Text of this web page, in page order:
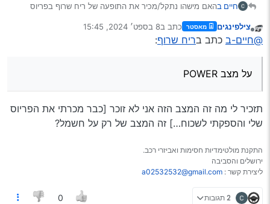
חיים בהאם מישהו נתקל/מכיר את התופעה של ריח שרוף בפריוס
אחד שככה זה אצלו וגם אצלי זה כך השאלה היא למה זה והאם
ישנו פתרון?
מנותק
צילפינגים מאסטר כתב ב8 בספט׳ 2024, 15:45
נערך לאחרונה על ידי
@חיים-ב כתב בריח שרוף:
על מצב POWER
תזכיר לי מה זה המצב הזה אני לא זוכר [כבר מכרתי את הפריוס
שלי והספקתי לשכוח…] זה המצב של רק על חשמל?
התקנת מולטימדיות חסימות ואביזרי רכב.
ירושלים והסביבה
ליצירת קשר : a02532532@gmail.com
2 תגובות 0